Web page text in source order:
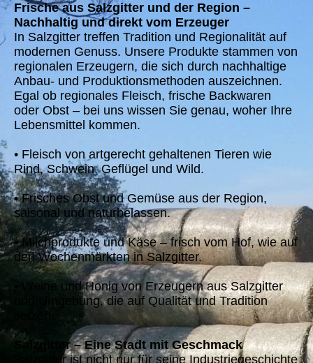
Frische aus Salzgitter und der Region –
Nachhaltig und direkt vom Erzeuger
In Salzgitter treffen Tradition und Regionalität auf
modernen Genuss. Unsere Produkte stammen von
regionalen Erzeugern, die sich durch nachhaltige
Anbau- und Produktionsmethoden auszeichnen.
Egal ob regionales Fleisch, frische Backwaren
oder Obst – bei uns wissen Sie genau, woher Ihre
Lebensmittel kommen.
• Fleisch von artgerecht gehaltenen Tieren wie
Rind, Schwein, Geflügel und Wild.
• Frisches Obst und Gemüse aus der Region,
saisonal und naturbelassen.
• Milchprodukte und Käse – frisch vom Hof, wie auf
den Wochenmärkten in Salzgitter.
• Weine und Honig von Erzeugern aus Salzgitter
und Umgebung, die auf Qualität und Tradition
Salzgitter – Eine Stadt mit Geschmack
Salzgitter ist nicht nur für seine Industriegeschichte